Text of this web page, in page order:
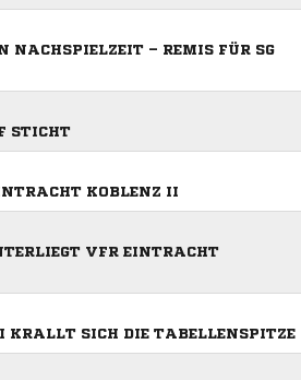
NACHSPIELZEIT – REMIS FÜR SG
STICHT
KOBLENZ II
VFR EINTRACHT
KRALLT SICH DIE TABELLENSPITZE